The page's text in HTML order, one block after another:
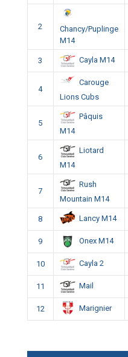
2
Chancy/Puplinge
M14
3 Cayla M14
4
Carouge
Lions Cubs
5
Pâquis
M14
6
Liotard
M14
7
Rush
Mountain M14
8 Lancy M14
9 Onex M14
10 Cayla 2
11 Mail
12 Marignier